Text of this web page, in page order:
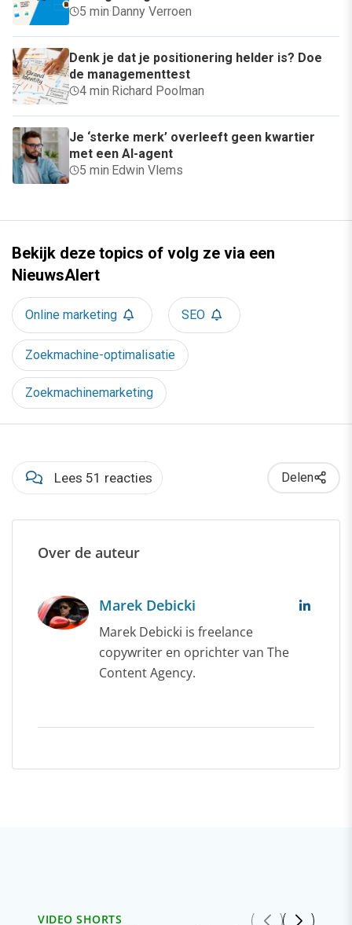
5 min·Danny Verroen
Denk je dat je positionering helder is? Doe
de managementtest
4 min·Richard Poolman
Je ‘sterke merk’ overleeft geen kwartier
met een AI-agent
5 min·Edwin Vlems
Bekijk deze topics of volg ze via een
NieuwsAlert
Online marketing SEO
Zoekmachine-optimalisatie
Zoekmachinemarketing
Lees 51 reacties Delen
Over de auteur
Marek Debicki
Marek Debicki is freelance
copywriter en oprichter van The
Content Agency.
VIDEO SHORTS